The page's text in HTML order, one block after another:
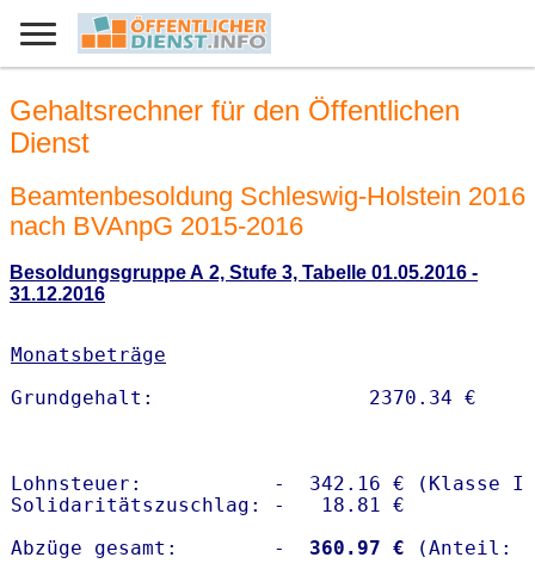
Gehaltsrechner für den Öffentlichen
Dienst
Beamtenbesoldung Schleswig-Holstein 2016
nach BVAnpG 2015-2016
Besoldungsgruppe A 2, Stufe 3, Tabelle 01.05.2016 -
31.12.2016
Monatsbeträge
Lohnsteuer:           -  342.16 € (Klasse I)
Solidaritätszuschlag: -   18.81 €
Abzüge gesamt:        -
  360.97 €